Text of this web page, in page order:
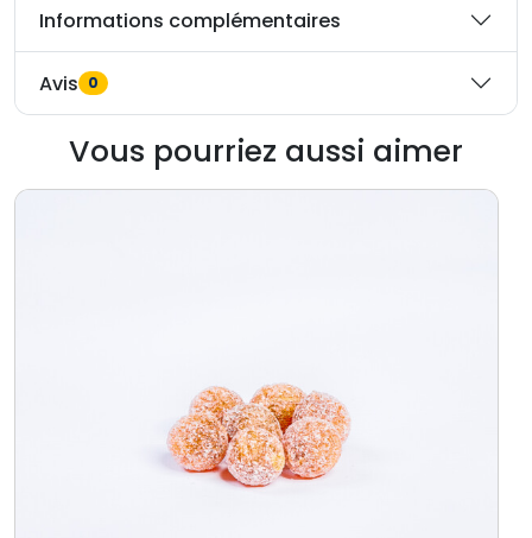
Informations complémentaires
Avis 0
Vous pourriez aussi aimer